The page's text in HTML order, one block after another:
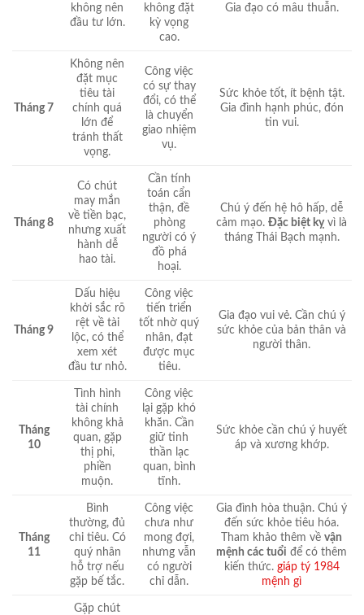
không nên
đầu tư lớn.
không đặt
kỳ vọng
cao.
Gia đạo có mâu thuẫn.
Tháng 7
Không nên
đặt mục
tiêu tài
chính quá
lớn để
tránh thất
vọng.
Công việc
có sự thay
đổi, có thể
là chuyển
giao nhiệm
vụ.
Sức khỏe tốt, ít bệnh tật.
Gia đình hạnh phúc, đón
tin vui.
Tháng 8
Có chút
may mắn
về tiền bạc,
nhưng xuất
hành dễ
hao tài.
Cần tính
toán cẩn
thận, đề
phòng
người có ý
đồ phá
hoại.
Chú ý đến hệ hô hấp, dễ
cảm mạo.Đặc biệt kỵvì là
tháng Thái Bạch mạnh.
Tháng 9
Dấu hiệu
khởi sắc rõ
rệt về tài
lộc, có thể
xem xét
đầu tư nhỏ.
Công việc
tiến triển
tốt nhờ quý
nhân, đạt
được mục
tiêu.
Gia đạo vui vẻ. Cần chú ý
sức khỏe của bản thân và
người thân.
Tháng
10
Tình hình
tài chính
không khả
quan, gặp
thị phi,
phiền
muộn.
Công việc
lại gặp khó
khăn. Cần
giữ tinh
thần lạc
quan, bình
tĩnh.
Sức khỏe cần chú ý huyết
áp và xương khớp.
Tháng
11
Bình
thường, đủ
chi tiêu. Có
quý nhân
hỗ trợ nếu
gặp bế tắc.
Công việc
chưa như
mong đợi,
nhưng vẫn
có người
chỉ dẫn.
Gia đình hòa thuận. Chú ý
đến sức khỏe tiêu hóa.
Tham khảo thêm vềvận
mệnh các tuổi để có thêm
kiến thức. giáp tý 1984
mệnh gì
Gặp chút